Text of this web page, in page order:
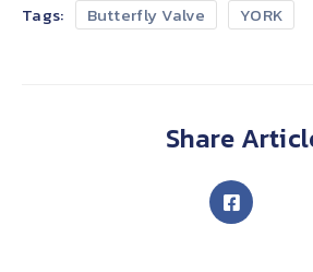
Tags: Butterfly Valve YORK
Share